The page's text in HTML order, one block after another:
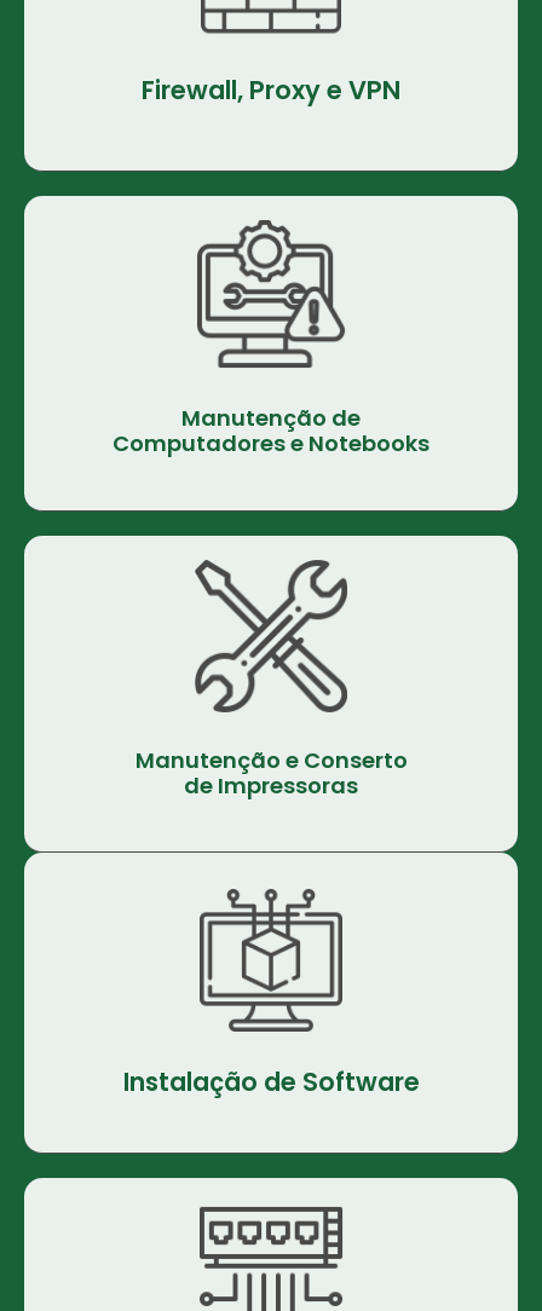
Firewall, Proxy e VPN
Manutenção de
Computadores e Notebooks
Manutenção e Conserto
de Impressoras
Instalação de Software